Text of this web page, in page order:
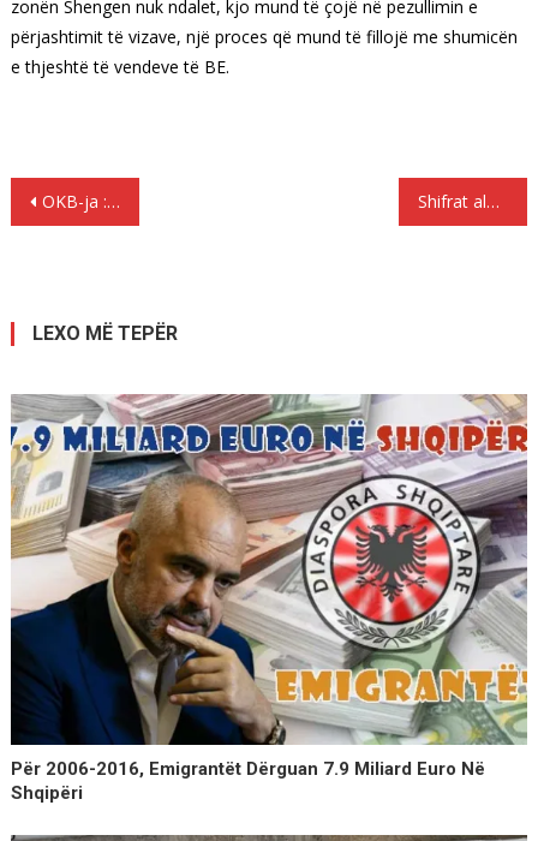
zonën Shengen nuk ndalet, kjo mund të çojë në pezullimin e
përjashtimit të vizave, një proces që mund të fillojë me shumicën
e thjeshtë të vendeve të BE.
Lëvizje
OKB-ja : Globalisht ka 258 milion emigrantë, 49% më shumë se në vitin 2000 ! Shifrat alarmante/ Shqiptarët 4% e popullsisë greke, 23% e të burgosurve
LEXO MË TEPËR
Për 2006-2016, Emigrantët Dërguan 7.9 Miliard Euro Në
Shqipëri